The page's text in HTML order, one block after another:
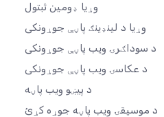
وړیا ډومین ثبتول
وړیا د لینډینګ پاڼې جوړونکی
د سوداګرۍ ویب پاڼې جوړونکی
د عکاسۍ ویب پاڼې جوړونکی
د پیښو ویب پاڼه
د موسیقۍ ویب پاڼه جوړه کړئ